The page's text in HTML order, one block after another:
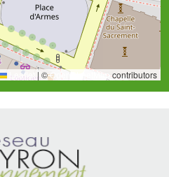
Leaflet |©OpenStreetMapcontributors